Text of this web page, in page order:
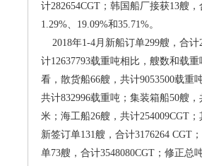
计282654CGT；韩国船厂接获13艘
1.29%、19.09%和35.71%。
2018年1-4月新船订单299艘，合计
计12637793载重吨相比，艘数和载
看，散货船66艘，共计9053500载重
共计832996载重吨；集装箱船50艘
米；海工船26艘，共计254009CGT
新签订单131艘，合计3176264 CGT
单73艘，合计3548080CGT；修正总